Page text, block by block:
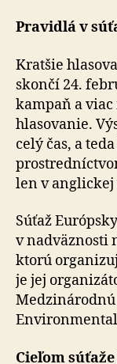
Pravidlá v
Kratšie
skončí 24.
kampaň a
hlasovanie.
celý čas, a
len v
Súťaž
v nadväznosti
ktorú
je jej
Medzinárodnú
Cieľom